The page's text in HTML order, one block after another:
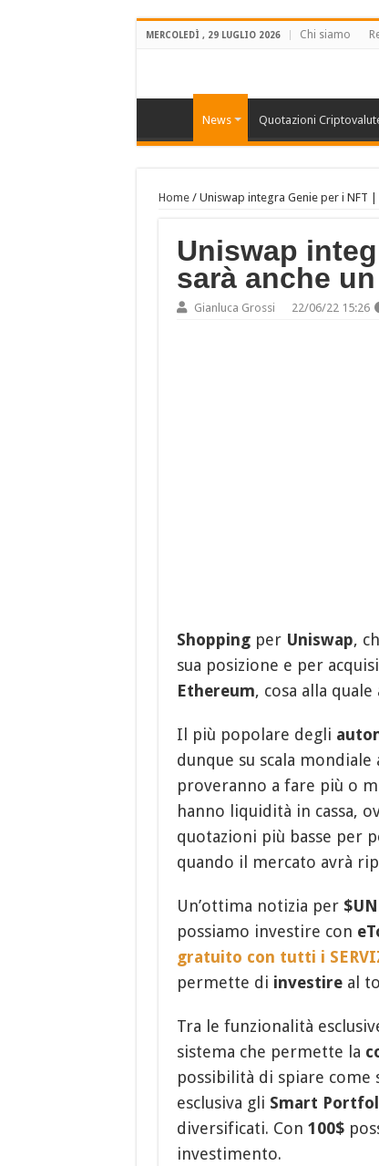
MERCOLEDÌ , 29 LUGLIO 2026 Chi siamo
News Quotazioni
Home/ Uniswap integra Genie per i NFT
Uniswap
sarà anche
Gianluca Grossi 22/06/22 15:26
Shoppingper Uniswap,
sua posizione e per
Ethereum, cosa alla quale
Il più popolare degli
dunque su scala
proveranno a fare più o
hanno liquidità in cassa,
quotazioni più basse per
quando il mercato avrà
Un’ottima notizia per
possiamo investire con
gratuito con tutti i
permette di investireal
Tra le funzionalità
sistema che permette la
possibilità di spiare come
esclusiva gli Smart
diversificati. Con 100$
investimento.